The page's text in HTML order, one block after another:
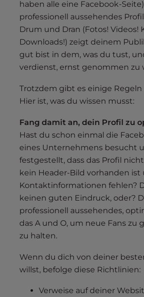
haben alle eine Facebook-
professionell aussehendes
Drum und Dran (Fotos! Videos!
Downloads!) zeigt deinem
gut bist in dem, was du tust,
verdienst, ernst genommen zu
Trotzdem gibt es einige
Hier ist, was du wissen musst:
Fang damit an, dein Profil zu
Hast du schon einmal die
eines Unternehmens besucht
festgestellt, dass das Profil
kein Header-Bild vorhanden ist
Kontaktinformationen fehlen?
keinen guten Eindruck, oder?
professionell aussehendes,
das A und O, um neue Fans zu
zu halten.
Wenn du dich von deiner
willst, befolge diese Richtlinien:
Verweise auf deiner